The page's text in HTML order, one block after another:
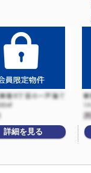
詳細を見る